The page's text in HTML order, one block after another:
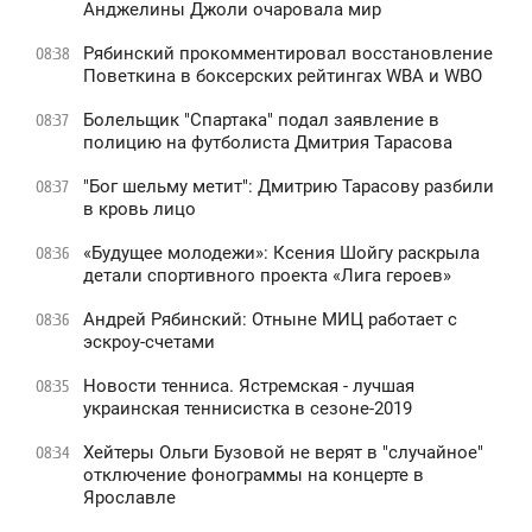
Анджелины Джоли очаровала мир
08:38
Рябинский прокомментировал восстановление
Поветкина в боксерских рейтингах WBA и WBO
08:37
Болельщик "Спартака" подал заявление в
полицию на футболиста Дмитрия Тарасова
08:37
"Бог шельму метит": Дмитрию Тарасову разбили
в кровь лицо
08:36
«Будущее молодежи»: Ксения Шойгу раскрыла
детали спортивного проекта «Лига героев»
08:36
Андрей Рябинский: Отныне МИЦ работает с
эскроу-счетами
08:35
Новости тенниса. Ястремская - лучшая
украинская теннисистка в сезоне-2019
08:34
Хейтеры Ольги Бузовой не верят в "случайное"
отключение фонограммы на концерте в
Ярославле